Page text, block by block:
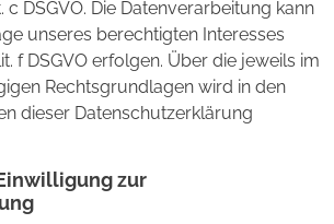
c DSGVO. Die Datenverarbeitung kann
unseres berechtigten Interesses
f DSGVO erfolgen. Über die jeweils im
Rechtsgrundlagen wird in den
dieser Datenschutzerklärung
zur